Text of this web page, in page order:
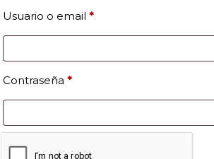
Usuario o email *
Contraseña *